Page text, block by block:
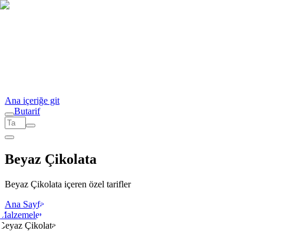
Ana içeriğe git
Butarif
Beyaz Çikolata
Beyaz Çikolata içeren özel tarifler
Ana Sayfa
Çikolata